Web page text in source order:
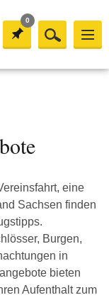
0
eine
Sachsen finden
Burgen,
in
bieten
Aufenthalt zum